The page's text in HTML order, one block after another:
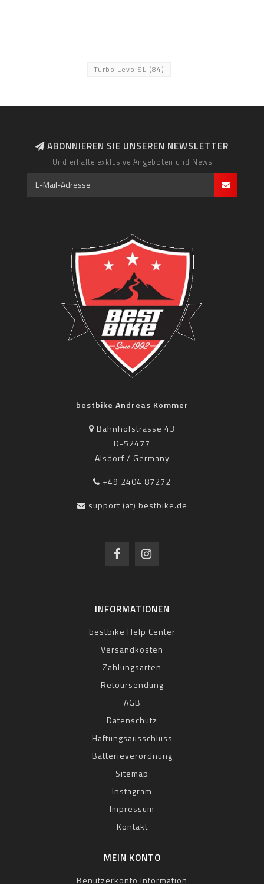
Turbo Levo SL (84)
ABONNIEREN SIE UNSEREN NEWSLETTER
Und erhalte exklusive Angeboten und News
bestbike Andreas Kommer
Bahnhofstrasse 43
D-52477
Alsdorf / Germany
+49 2404 87272
support (at) bestbike.de
INFORMATIONEN
bestbike Help Center
Versandkosten
Zahlungsarten
Retoursendung
AGB
Datenschutz
Haftungsausschluss
Batterieverordnung
Sitemap
Instagram
Impressum
Kontakt
MEIN KONTO
Benutzerkonto Information